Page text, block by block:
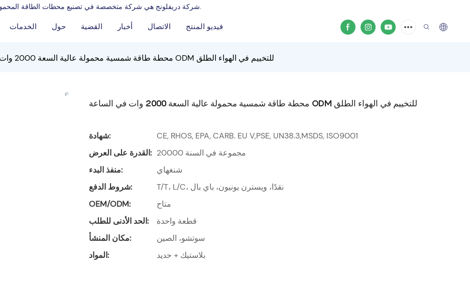
شركة دريفلونج هي شركة متخصصة في تصنيع محطات الطاقة المحمولة وتوريد مولدات البنزين، ولديها سنوات من الخبرة في مجال التصنيع.
الخدمات حول القضية أخبار الاتصال فيديو المنتج
محطة طاقة شمسية محمولة عالية السعة 2000 وات في الساعة ODM للتخييم في الهواء الطلق
محطة طاقة شمسية محمولة عالية السعة 2000 وات في الساعة ODM للتخييم في الهواء الطلق
شهادة:
CE, RHOS, EPA, CARB. EU V,PSE, UN38.3,MSDS, ISO9001
القدرة على العرض:
20000 مجموعة في السنة
منفذ البدء:
شنغهاي
شروط الدفع:
T/T، L/C، نقدًا، ويسترن يونيون، باي بال
OEM/ODM:
متاح
الحد الأدنى للطلب:
قطعة واحدة
مكان المنشأ:
سوتشو، الصين
المواد:
بلاستيك + حديد